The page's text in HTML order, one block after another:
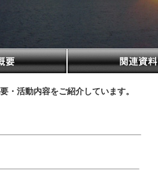
・活動内容をご紹介しています。